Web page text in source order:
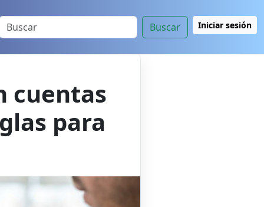
Buscar Iniciar sesión
cuentas
para